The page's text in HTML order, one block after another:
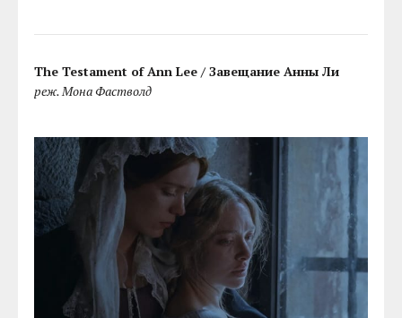
The Testament of Ann Lee / Завещание Анны Ли
реж. Мона Фастволд